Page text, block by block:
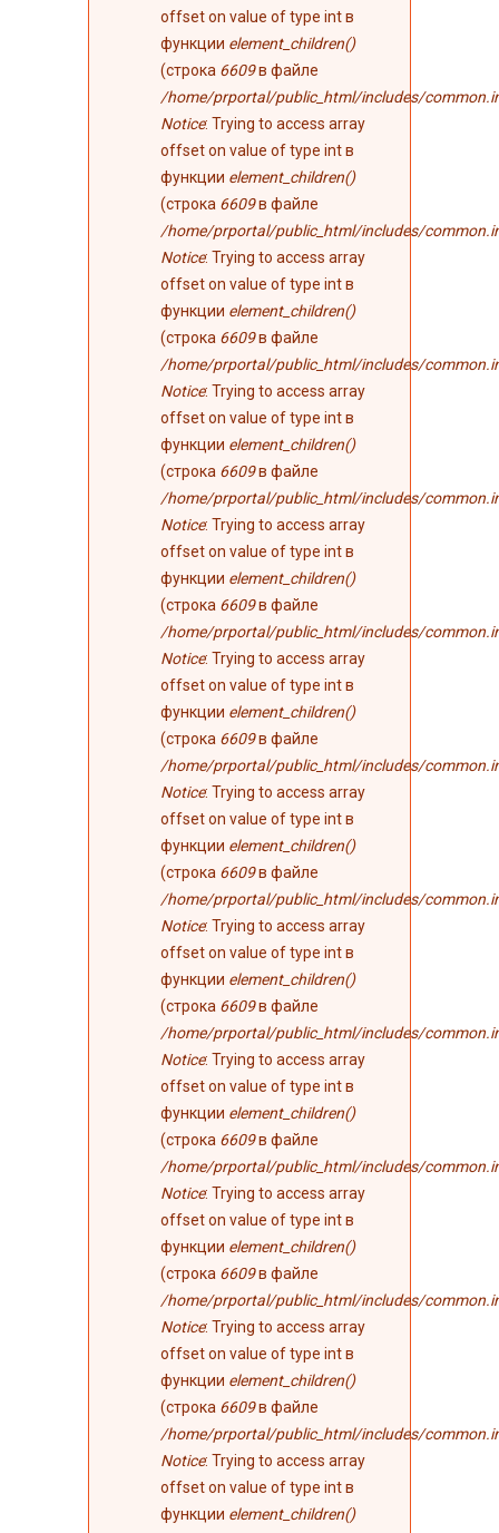
offset on value of type int в
функции element_children()
(строка 6609в файле
/home/prportal/public_html/includes/
Notice: Trying to access array
offset on value of type int в
функции element_children()
(строка 6609в файле
/home/prportal/public_html/includes/
Notice: Trying to access array
offset on value of type int в
функции element_children()
(строка 6609в файле
/home/prportal/public_html/includes/
Notice: Trying to access array
offset on value of type int в
функции element_children()
(строка 6609в файле
/home/prportal/public_html/includes/
Notice: Trying to access array
offset on value of type int в
функции element_children()
(строка 6609в файле
/home/prportal/public_html/includes/
Notice: Trying to access array
offset on value of type int в
функции element_children()
(строка 6609в файле
/home/prportal/public_html/includes/
Notice: Trying to access array
offset on value of type int в
функции element_children()
(строка 6609в файле
/home/prportal/public_html/includes/
Notice: Trying to access array
offset on value of type int в
функции element_children()
(строка 6609в файле
/home/prportal/public_html/includes/
Notice: Trying to access array
offset on value of type int в
функции element_children()
(строка 6609в файле
/home/prportal/public_html/includes/
Notice: Trying to access array
offset on value of type int в
функции element_children()
(строка 6609в файле
/home/prportal/public_html/includes/
Notice: Trying to access array
offset on value of type int в
функции element_children()
(строка 6609в файле
/home/prportal/public_html/includes/
Notice: Trying to access array
offset on value of type int в
функции element_children()